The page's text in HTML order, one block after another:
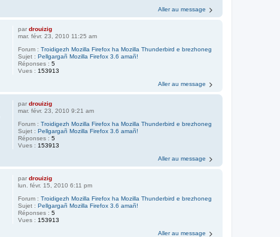
Aller au message
pardrouizig
mar. févr. 23, 2010 11:25 am
Forum :Troidigezh Mozilla Firefox ha Mozilla Thunderbird e brezhoneg
Sujet :Pellgargañ Mozilla Firefox 3.6 amañ!
Réponses :5
Vues : 153913
Aller au message
pardrouizig
mar. févr. 23, 2010 9:21 am
Forum :Troidigezh Mozilla Firefox ha Mozilla Thunderbird e brezhoneg
Sujet :Pellgargañ Mozilla Firefox 3.6 amañ!
Réponses :5
Vues : 153913
Aller au message
pardrouizig
lun. févr. 15, 2010 6:11 pm
Forum :Troidigezh Mozilla Firefox ha Mozilla Thunderbird e brezhoneg
Sujet :Pellgargañ Mozilla Firefox 3.6 amañ!
Réponses :5
Vues : 153913
Aller au message